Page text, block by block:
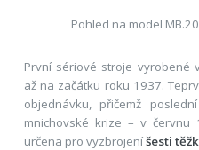
Pohled na model
První sériové stroje vyrobené
až na začátku roku 1937.
objednávku, přičemž
mnichovské krize – v červnu
určena pro vyzbrojeníšesti